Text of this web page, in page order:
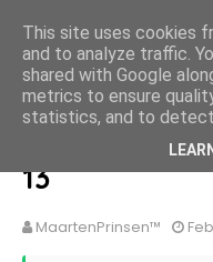
HOME OVER
13
MaartenPrinsen™
This site uses cookies
and to analyze traffic.
shared with Google
metrics to ensure
statistics, and to detect